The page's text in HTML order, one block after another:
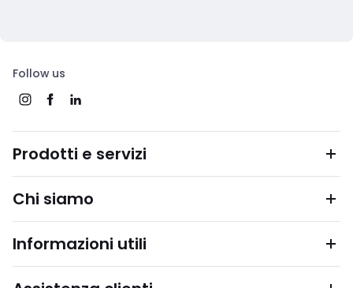
Follow us
Prodotti e servizi
Chi siamo
Informazioni utili